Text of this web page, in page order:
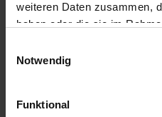
weiteren Daten zusammen,
haben oder die sie im
Notwendig
Funktional